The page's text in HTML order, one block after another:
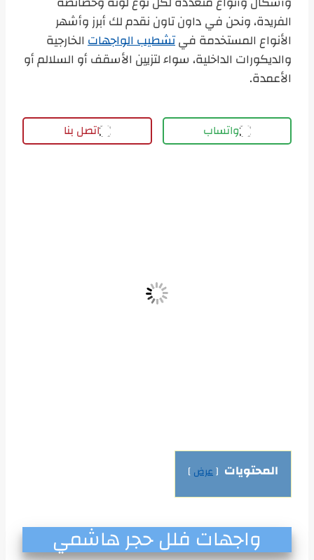
الفريدة، ونحن في داون تاون نقدم لك أبرز وأشهر
الأنواع المستخدمة فيتشطيب الواجهاتالخارجية
والديكورات الداخلية، سواء لتزيين الأسقف أو السلالم أو
الأعمدة.
واتساب اتصل بنا
المحتويات عرض
واجهات فلل حجر هاشمي